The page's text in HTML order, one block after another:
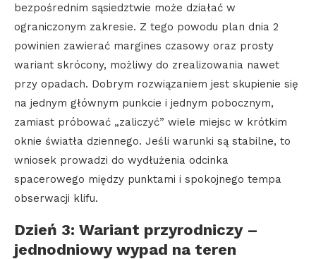
bezpośrednim sąsiedztwie może działać w
ograniczonym zakresie. Z tego powodu plan dnia 2
powinien zawierać margines czasowy oraz prosty
wariant skrócony, możliwy do zrealizowania nawet
przy opadach. Dobrym rozwiązaniem jest skupienie się
na jednym głównym punkcie i jednym pobocznym,
zamiast próbować „zaliczyć” wiele miejsc w krótkim
oknie światła dziennego. Jeśli warunki są stabilne, to
wniosek prowadzi do wydłużenia odcinka
spacerowego między punktami i spokojnego tempa
obserwacji klifu.
Dzień 3: Wariant przyrodniczy –
jednodniowy wypad na teren